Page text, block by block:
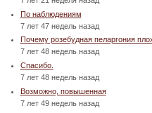
По наблюдениям
7 лет 47 недель назад
Почему розебудная пеларгония
7 лет 48 недель назад
Спасибо.
7 лет 48 недель назад
Возможно, повышенная
7 лет 49 недель назад